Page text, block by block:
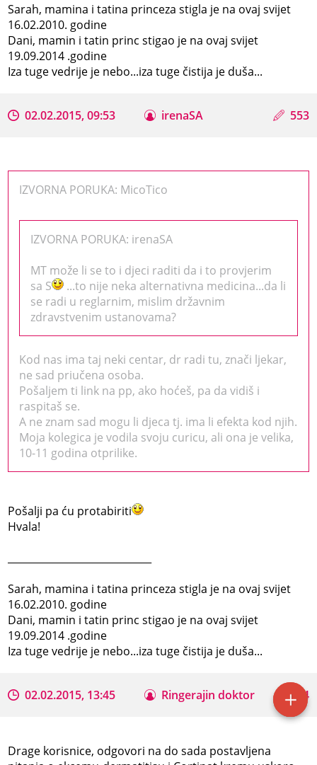
Sarah, mamina i tatina princeza stigla je na ovaj svijet
16.02.2010. godine
Dani, mamin i tatin princ stigao je na ovaj svijet
19.09.2014 .godine
Iza tuge vedrije je nebo...iza tuge čistija je duša...
02.02.2015, 09:53 irenaSA 553
IZVORNA PORUKA: MicoTico
IZVORNA PORUKA: irenaSA
MT može li se to i djeci raditi da i to provjerim
sa S
...to nije neka alternativna medicina...da li
se radi u reglarnim, mislim državnim
zdravstvenim ustanovama?
Kod nas ima taj neki centar, dr radi tu, znači ljekar,
ne sad priučena osoba.
Pošaljem ti link na pp, ako hoćeš, pa da vidiš i
raspitaš se.
A ne znam sad mogu li djeca tj. ima li efekta kod njih.
Moja kolegica je vodila svoju curicu, ali ona je velika,
10-11 godina otprilike.
Pošalji pa ću protabiriti
Hvala!
Sarah, mamina i tatina princeza stigla je na ovaj svijet
16.02.2010. godine
Dani, mamin i tatin princ stigao je na ovaj svijet
19.09.2014 .godine
Iza tuge vedrije je nebo...iza tuge čistija je duša...
02.02.2015, 13:45 Ringerajin doktor 54
Drage korisnice, odgovori na do sada postavljena